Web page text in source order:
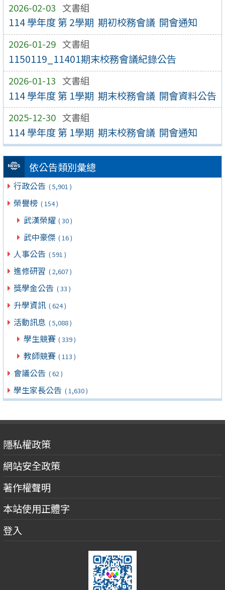
2026-02-03 文書組
114 學年度 第 2學期 期初校務會議 開會通知
2026-01-29 文書組
1150119_11401期末校務會議紀錄公告
2026-01-13 文書組
114 學年度 第 1學期 期末校務會議 開會資料公告
2025-12-30 文書組
114 學年度 第 1學期 期末校務會議 開會通知
依公告類別彙總
行政公告 ( 5,901 )
榮譽榜 ( 154 )
武漢榮耀 ( 30 )
武中豪傑 ( 16 )
人事公告 ( 591 )
進修研習 ( 2,607 )
獎學金公告 ( 33 )
升學資訊 ( 624 )
活動訊息 ( 5,088 )
學生競賽 ( 339 )
教師競賽 ( 113 )
會議公告 ( 62 )
學生家長公告 ( 1,630 )
隱私權政策
網站安全政策
著作權聲明
本站使用正體字
登入